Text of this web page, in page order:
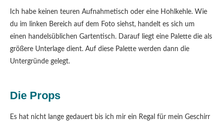
Ich habe keinen teuren Aufnahmetisch oder eine Hohlkehle. Wie
du im linken Bereich auf dem Foto siehst, handelt es sich um
einen handelsüblichen Gartentisch. Darauf liegt eine Palette die als
größere Unterlage dient. Auf diese Palette werden dann die
Untergründe gelegt.
Die Props
Es hat nicht lange gedauert bis ich mir ein Regal für mein Geschirr